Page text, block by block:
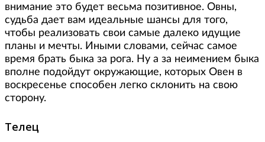
внимание это будет весьма позитивное. Овны,
судьба дает вам идеальные шансы для того,
чтобы реализовать свои самые далеко идущие
планы и мечты. Иными словами, сейчас самое
время брать быка за рога. Ну а за неимением быка
вполне подойдут окружающие, которых Овен в
воскресенье способен легко склонить на свою
сторону.
Телец